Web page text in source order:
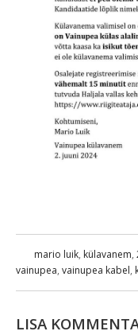
mario luik, külavanem,
vainupea, vainupea kabel,
LISA